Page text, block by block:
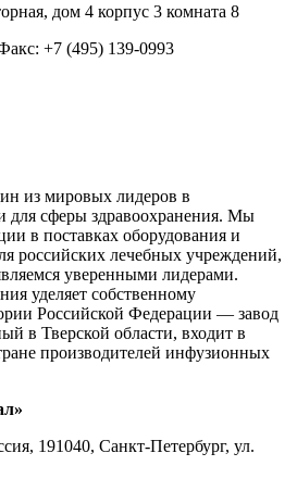
дом 4 корпус 3 комната 8
+7 (495) 139-0993
из мировых лидеров в
для сферы здравоохранения. Мы
в поставках оборудования и
российских лечебных учреждений,
уверенными лидерами.
уделяет собственному
Российской Федерации — завод
в Тверской области, входит в
производителей инфузионных
191040, Санкт-Петербург, ул.